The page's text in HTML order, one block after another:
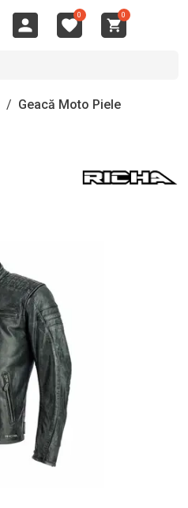
0 0
/ Geacă Moto Piele